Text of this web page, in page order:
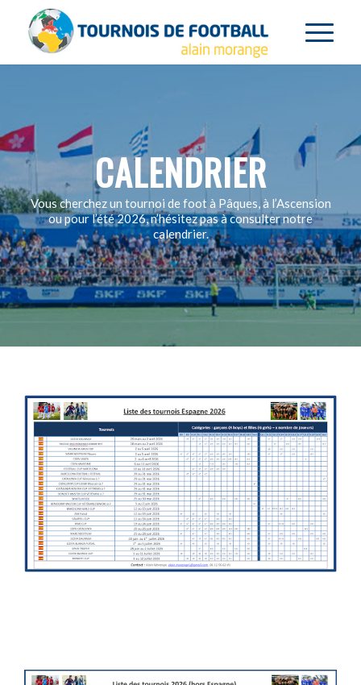
CALENDRIER
Vous cherchez un tournoi de foot à Pâques, à l’Ascension
ou pour l’été 2026, n’hésitez pas à consulter notre
calendrier.